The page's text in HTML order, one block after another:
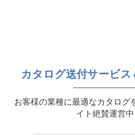
カタログ送付サービス
お客様の業種に最適なカタログ
イト絶賛運営中